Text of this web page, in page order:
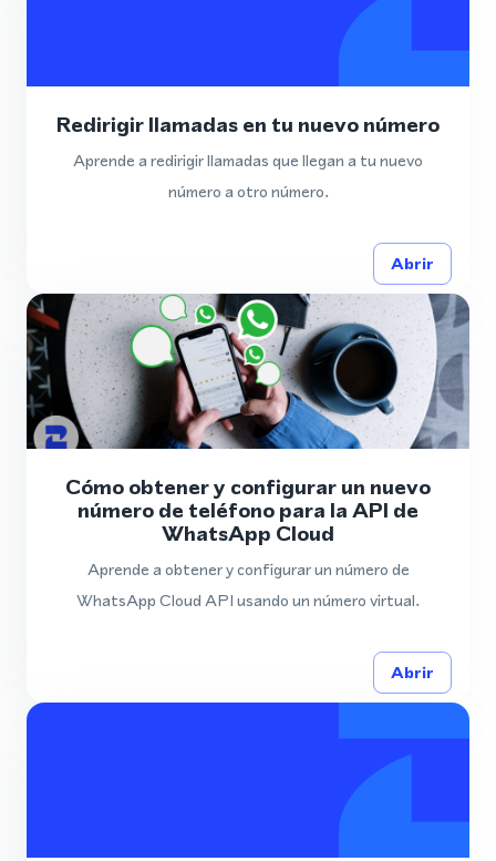
Redirigir llamadas en tu nuevo número
Aprende a redirigir llamadas que llegan a tu nuevo
número a otro número.
Abrir
Cómo obtener y configurar un nuevo
número de teléfono para la API de
WhatsApp Cloud
Aprende a obtener y configurar un número de
WhatsApp Cloud API usando un número virtual.
Abrir